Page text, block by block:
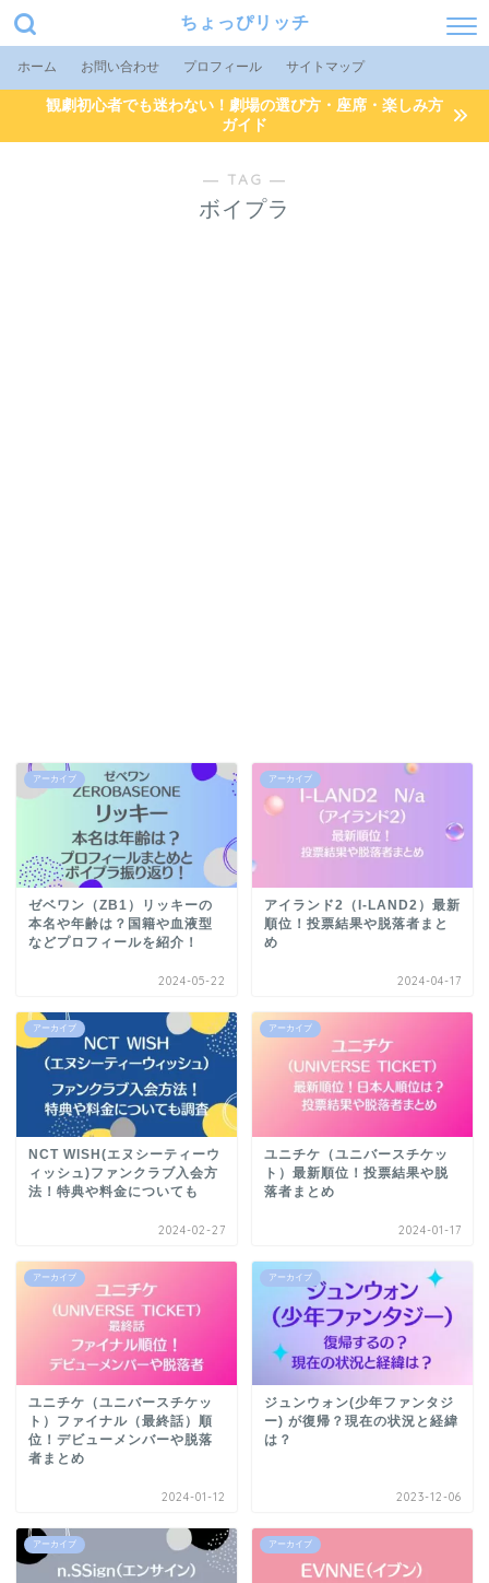
ちょっぴリッチ
ホーム お問い合わせ プロフィール サイトマップ
観劇初心者でも迷わない！劇場の選び方・座席・楽しみ方
ガイド
― TAG ―
ボイプラ
アーカイブ
ゼベワン（ZB1）リッキーの
本名や年齢は？国籍や血液型
などプロフィールを紹介！
2024-05-22
アーカイブ
アイランド2（I-LAND2）最新
順位！投票結果や脱落者まと
め
2024-04-17
アーカイブ
NCT WISH(エヌシーティーウ
ィッシュ)ファンクラブ入会方
法！特典や料金についても
2024-02-27
アーカイブ
ユニチケ（ユニバースチケッ
ト）最新順位！投票結果や脱
落者まとめ
2024-01-17
アーカイブ
ユニチケ（ユニバースチケッ
ト）ファイナル（最終話）順
位！デビューメンバーや脱落
者まとめ
2024-01-12
アーカイブ
ジュンウォン(少年ファンタジ
ー) が復帰？現在の状況と経緯
は？
2023-12-06
アーカイブ アーカイブ